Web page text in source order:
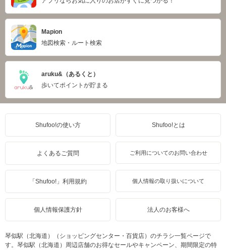
Mapion
地図検索・ルート検索
aruku&（あるくと）
歩いてポイントが貯まる
Shufoo!の使い方 Shufoo!とは
よくあるご質問 ご利用についてのお問い合わせ
「Shufoo!」利用規約 個人情報の取り扱いについて
個人情報保護方針 法人のお客様へ
琴似駅（北海道）（ショッピングセンター・百貨店）のチラシ一覧ページで
す。琴似駅（北海道）周辺店舗のお得なセールやキャンペーン、期間限定の特